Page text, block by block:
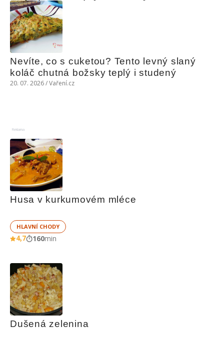
Nevíte, co s cuketou? Tento levný slaný
koláč chutná božsky teplý i studený
20. 07. 2026 / Vaření.cz
Reklama
Husa v kurkumovém mléce
HLAVNÍ CHODY
4,7 160min
Dušená zelenina